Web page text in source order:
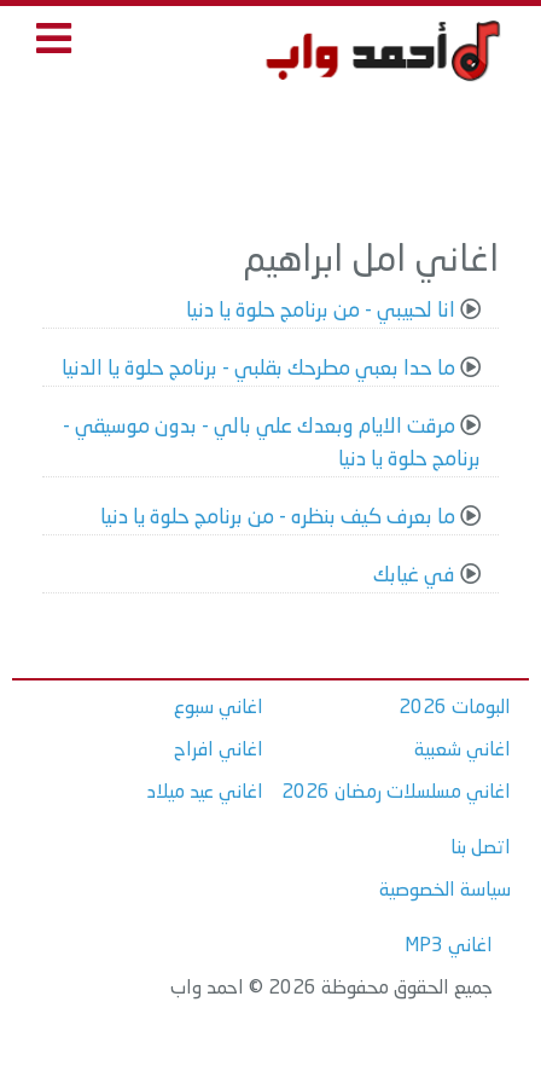
اغاني امل ابراهيم
انا لحبيبي - من برنامج حلوة يا دنيا
ما حدا بعبي مطرحك بقلبي - برنامج حلوة يا الدنيا
مرقت الايام وبعدك علي بالي - بدون موسيقي -
برنامج حلوة يا دنيا
ما بعرف كيف بنظره - من برنامج حلوة يا دنيا
في غيابك
البومات 2026
اغاني شعبية
اغاني مسلسلات رمضان 2026
اغاني سبوع
اغاني افراح
اغاني عيد ميلاد
اتصل بنا
سياسة الخصوصية
اغاني MP3
جميع الحقوق محفوظة 2026 © احمد واب